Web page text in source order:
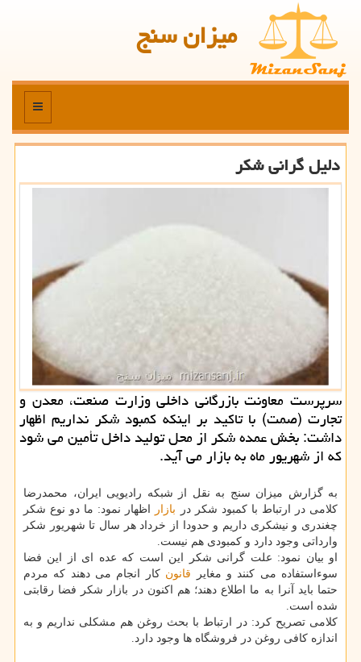
میزان سنج
منو
دلیل گرانی شكر
سرپرست معاونت بازرگانی داخلی وزارت صنعت، معدن و
تجارت (صمت) با تاكید بر اینكه كمبود شكر نداریم اظهار
داشت: بخش عمده شكر از محل تولید داخل تأمین می شود
كه از شهریور ماه به بازار می آید.
به گزارش میزان سنج به نقل از شبکه رادیویی ایران، محمدرضا
کلامی در ارتباط با کمبود شکر در بازار
اظهار نمود: ما دو نوع شکر
چغندری و نیشکری داریم و حدودا از خرداد هر سال تا شهریور شکر
وارداتی وجود دارد و کمبودی هم نیست.
او بیان نمود: علت گرانی شکر این است که عده ای از این فضا
سوءاستفاده می کنند و مغایر قانون کار انجام می دهند که مردم
حتما باید آنرا به ما اطلاع دهند؛ هم اکنون در بازار شکر فضا رقابتی
شده است.
کلامی تصریح کرد: در ارتباط با بحث روغن هم مشکلی نداریم و به
اندازه کافی روغن در فروشگاه ها وجود دارد.